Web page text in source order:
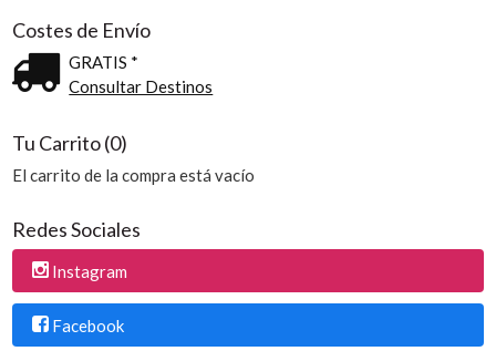
Costes de Envío
GRATIS *
Consultar Destinos
Tu Carrito (0)
El carrito de la compra está vacío
Redes Sociales
Instagram
Facebook